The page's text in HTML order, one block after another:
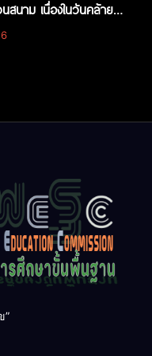
นาม เนื่องในวันคล้ายวัน
อแห่งชาติ ประจำปี 2569
”